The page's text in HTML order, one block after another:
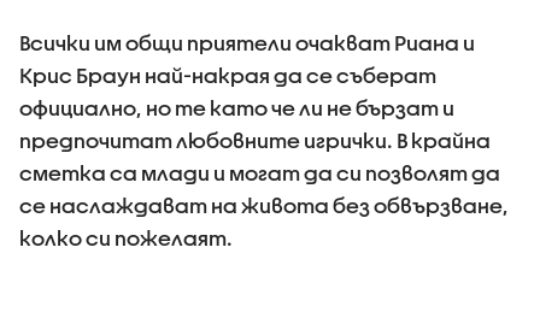
Всички им общи приятели очакват Риана и
Крис Браун най-накрая да се съберат
официално, но те като че ли не бързат и
предпочитат любовните игрички. В крайна
сметка са млади и могат да си позволят да
се наслаждават на живота без обвързване,
колко си пожелаят.